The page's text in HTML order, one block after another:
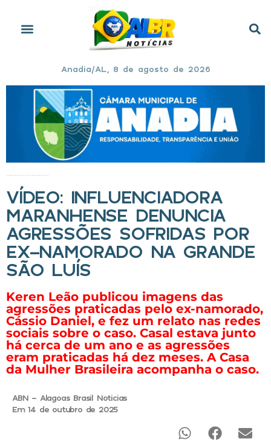
Anadia/AL, 8 de agosto de 2026
VÍDEO: INFLUENCIADORA
MARANHENSE DENUNCIA
AGRESSÕES SOFRIDAS POR
EX-NAMORADO NA GRANDE
SÃO LUÍS
Keren Leão publicou imagens das
agressões praticadas pelo ex-namorado,
Cássio Daniel, e fez um relato nas redes
sociais sobre o caso. Casal estava junto
há cerca de um ano e as agressões
eram praticadas há dez meses. A Casa
da Mulher Brasileira acompanha o caso.
ABN - Alagoas Brasil Noticias
Em 14 de outubro de 2025